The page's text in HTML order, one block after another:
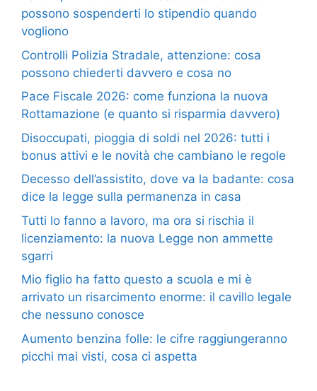
possono sospenderti lo stipendio quando
vogliono
Controlli Polizia Stradale, attenzione: cosa
possono chiederti davvero e cosa no
Pace Fiscale 2026: come funziona la nuova
Rottamazione (e quanto si risparmia davvero)
Disoccupati, pioggia di soldi nel 2026: tutti i
bonus attivi e le novità che cambiano le regole
Decesso dell’assistito, dove va la badante: cosa
dice la legge sulla permanenza in casa
Tutti lo fanno a lavoro, ma ora si rischia il
licenziamento: la nuova Legge non ammette
sgarri
Mio figlio ha fatto questo a scuola e mi è
arrivato un risarcimento enorme: il cavillo legale
che nessuno conosce
Aumento benzina folle: le cifre raggiungeranno
picchi mai visti, cosa ci aspetta